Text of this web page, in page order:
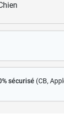
sécurisé (CB,